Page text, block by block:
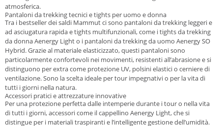
atmosferica.
Pantaloni da trekking tecnici e tights per uomo e donna
Tra i bestseller dei saldi Mammut ci sono pantaloni da trekking leggeri e
ad asciugatura rapida e tights multifunzionali, come itights da trekking
da donna Aenergy Lighto i pantaloni da trekking da uomo Aenergy SO
Hybrid. Grazie al materiale elasticizzato, questi pantaloni sono
particolarmente confortevoli nei movimenti, resistenti all’abrasione e si
distinguono per extra come protezione UV, polsini elastici o cerniere di
ventilazione. Sono la scelta ideale per tour impegnativi o per la vita di
tutti i giorni nella natura.
Accessori pratici e attrezzature innovative
Per una protezione perfetta dalle intemperie durante i tour o nella vita
di tutti i giorni, accessori come ilcappellino Aenergy Light, che si
distingue per i materiali traspiranti e l’intelligente gestione dell’umidità.